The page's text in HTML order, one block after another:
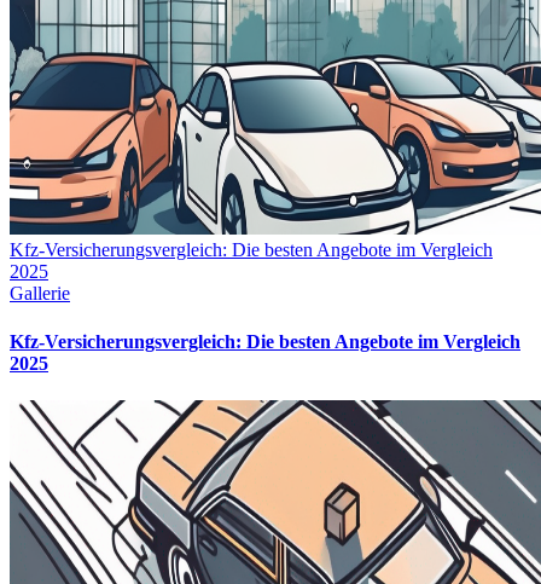
Kfz-Versicherungsvergleich: Die besten Angebote im Vergleich
2025
Gallerie
Kfz-Versicherungsvergleich: Die besten Angebote im Vergleich
2025